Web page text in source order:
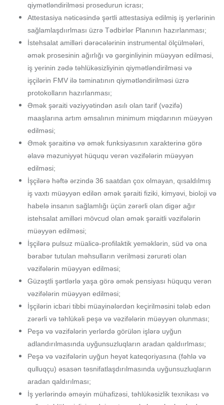
qiymətləndirilməsi prosedurun icrası;
Attestasiya nəticəsində şərtli attestasiya edilmiş iş yerlərinin
sağlamlaşdıırlması üzrə Tədbirlər Planının hazırlanması;
İstehsalat amilləri dərəcələrinin instrumental ölçülmələri,
əmək prosesinin ağırlığı və gərginliyinin müəyyən edilməsi,
iş yerinin zədə təhlükəsizliyinin qiymətləndirilməsi və
işçilərin FMV ilə təminatının qiymətləndirilməsi üzrə
protokolların hazırlanması;
Əmək şəraiti vəziyyətindən asılı olan tarif (vəzifə)
maaşlarına artım əmsalının minimum miqdarının müəyyən
edilməsi;
Əmək şəraitinə və əmək funksiyasının xarakterinə görə
əlavə məzuniyyət hüququ verən vəzifələrin müəyyən
edilməsi;
İşçilərə həftə ərzində 36 saatdan çox olmayan, qısaldılmış
iş vaxtı müəyyən edilən əmək şəraiti fiziki, kimyəvi, bioloji və
habelə insanın sağlamlığı üçün zərərli olan digər ağır
istehsalat amilləri mövcud olan əmək şəraitli vəzifələrin
müəyyən edilməsi;
İşçilərə pulsuz müalicə-profilaktik yeməklərin, süd və ona
bərabər tutulan məhsulların verilməsi zərurəti olan
vəzifələrin müəyyən edilməsi;
Güzəştli şərtlərlə yaşa görə əmək pensiyası hüququ verən
vəzifələrin müəyyən edilməsi;
İşçilərin icbari tibbi müayinələrdən keçirilməsini tələb edən
zərərli və təhlükəli peşə və vəzifələrin müəyyən olunması;
Peşə və vəzifələrin yerlərdə görülən işlərə uyğun
adlandırılmasında uyğunsuzluqların aradan qaldıırlması;
Peşə və vəzifələrin uyğun heyət kateqoriyasına (fəhlə və
qulluqçu) əsasən təsnifatlaşdırılmasında uyğunsuzluqların
aradan qaldırılması;
İş yerlərində əməyin mühafizəsi, təhlükəsizlik texnikası və